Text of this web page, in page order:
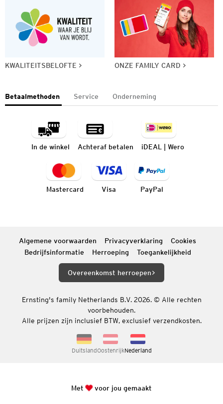
KWALITEITSBELOFTE ONZE FAMILY CARD
Betaalmethoden Service Onderneming
In de winkel Achteraf betalen iDEAL | Wero
Mastercard Visa PayPal
Algemene voorwaarden Privacyverklaring
Cookies
Bedrijfsinformatie
Herroeping Toegankelijkheid
Overeenkomst herroepen
Ernsting's family Netherlands B.V. 2026. © Alle rechten
voorbehouden.
Alle prijzen zijn inclusief BTW, exclusief verzendkosten.
DuitslandOostenrijkNederland
Met voor jou gemaakt